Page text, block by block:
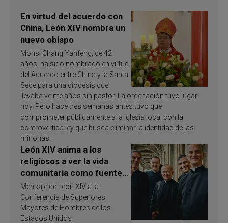
En virtud del acuerdo con
China, León XIV nombra un
nuevo obispo
Mons. Chang Yanfeng, de 42
años, ha sido nombrado en virtud
del Acuerdo entre China y la Santa
Sede para una diócesis que
llevaba veinte años sin pastor. La ordenación tuvo lugar
hoy. Pero hace tres semanas antes tuvo que
comprometer públicamente a la Iglesia local con la
controvertida ley que busca eliminar la identidad de las
minorías.
León XIV anima a los
religiosos a ver la vida
comunitaria como fuente
de inspiración y
santificación
Mensaje de León XIV a la
Conferencia de Superiores
Mayores de Hombres de los
Estados Unidos